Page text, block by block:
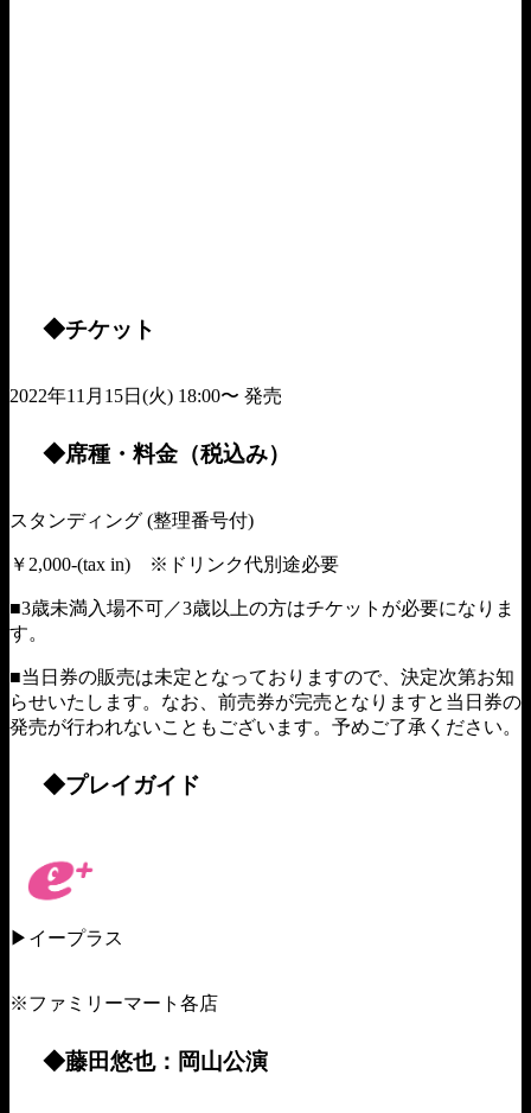
◆チケット
2022年11月15日(火) 18:00〜 発売
◆席種・料金（税込み）
スタンディング (整理番号付)
￥2,000-(tax in) ※ドリンク代別途必要
■3歳未満入場不可／3歳以上の方はチケットが必要になりま
す。
■当日券の販売は未定となっておりますので、決定次第お知
らせいたします。なお、前売券が完売となりますと当日券の
発売が行われないこともございます。予めご了承ください。
◆プレイガイド
▶︎イープラス
※ファミリーマート各店
◆藤田悠也：岡山公演